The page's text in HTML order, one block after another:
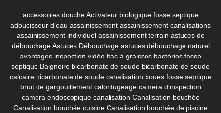
accessoires douche Activateur biologique fosse septique
adoucisseur d’eau assainissement assainissement canalisations
assainissement individuel assainissement terrain astuces de
débouchage Astuces Débouchage astuces débouchage naturel
avantages inspection vidéo bac à graisses bactéries fosse
septique Baignoire bicarbonate de soude bicarbonate de soude
calcaire bicarbonate de soude canalisation boues fosse septique
bruit de gargouillement calorifugeage caméra d'inspection
caméra endoscopique canalisation Canalisation bouchée
Canalisation bouchée cuisine Canalisation bouchée de piscine